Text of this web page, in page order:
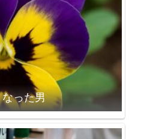
った男